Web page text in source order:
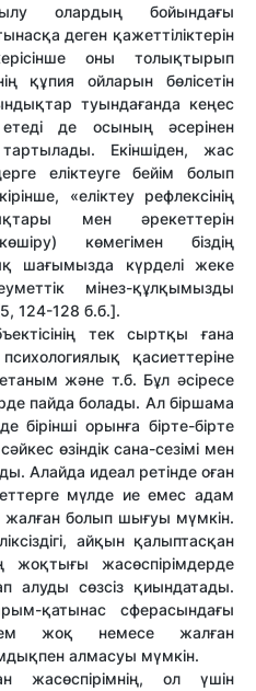
олардың бойындағы
деген қажеттіліктерін
оны толықтырып
құпия ойларын бөлісетін
туындағанда кеңес
де осының әсерінен
Екіншіден, жас
еліктеуге бейім болып
«еліктеу рефлексінің
мен әрекеттерін
көмегімен біздің
шағымызда күрделі жеке
мінез-құлқымызды
124-128 б.б.].
тек сыртқы ғана
қасиеттеріне
және т.б. Бұл әсіресе
пайда болады. Ал біршама
бірінші орынға бірте-бірте
өзіндік сана-сезімі мен
Алайда идеал ретінде оған
мүлде ие емес адам
болып шығуы мүмкін.
айқын қалыптасқан
жоқтығы жасөспірімдерде
алуды сөзсіз қиындатады.
қатынас сферасындағы
жоқ немесе жалған
алмасуы мүмкін.
жасөспірімнің, ол үшін